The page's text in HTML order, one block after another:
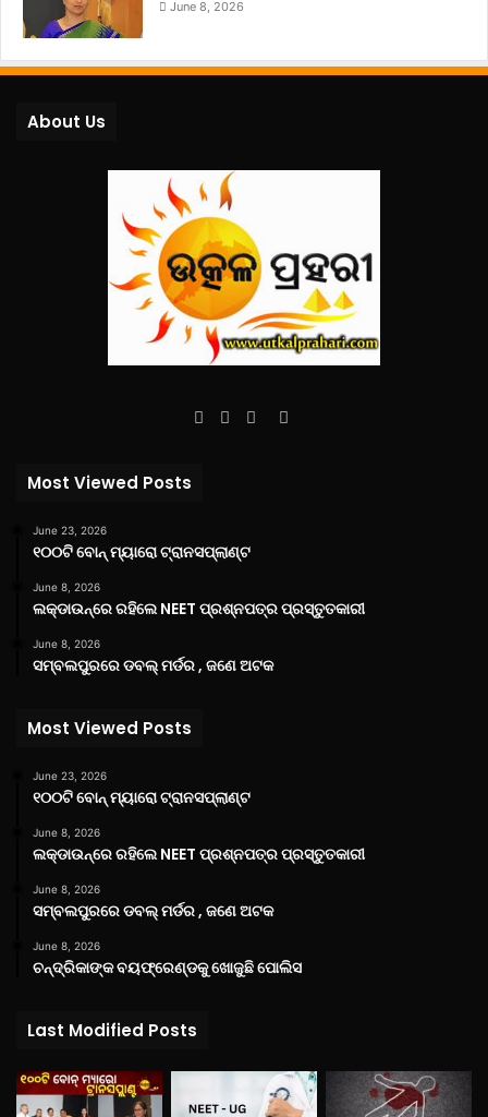
June 8, 2026
About Us
Facebook
TwitterYouTube
Instagram
Most Viewed Posts
June 23, 2026
୧୦୦ଟି ବୋନ୍ ମ୍ୟାରୋ ଟ୍ରାନସପ୍ଲାଣ୍ଟ
June 8, 2026
ଲକ୍‌ଡାଉନ୍‌ରେ ରହିଲେ NEET ପ୍ରଶ୍ନପତ୍ର ପ୍ରସ୍ତୁତକାରୀ
June 8, 2026
ସମ୍ବଲପୁରରେ ଡବଲ୍ ମର୍ଡର , ଜଣେ ଅଟକ
Most Viewed Posts
June 23, 2026
୧୦୦ଟି ବୋନ୍ ମ୍ୟାରୋ ଟ୍ରାନସପ୍ଲାଣ୍ଟ
June 8, 2026
ଲକ୍‌ଡାଉନ୍‌ରେ ରହିଲେ NEET ପ୍ରଶ୍ନପତ୍ର ପ୍ରସ୍ତୁତକାରୀ
June 8, 2026
ସମ୍ବଲପୁରରେ ଡବଲ୍ ମର୍ଡର , ଜଣେ ଅଟକ
June 8, 2026
ଚନ୍ଦ୍ରିକାଙ୍କ ବୟଫ୍ରେଣ୍ଡକୁ ଖୋଜୁଛି ପୋଲିସ
Last Modified Posts